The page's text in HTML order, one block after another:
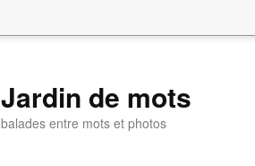
Jardin de mots
balades entre mots et photos